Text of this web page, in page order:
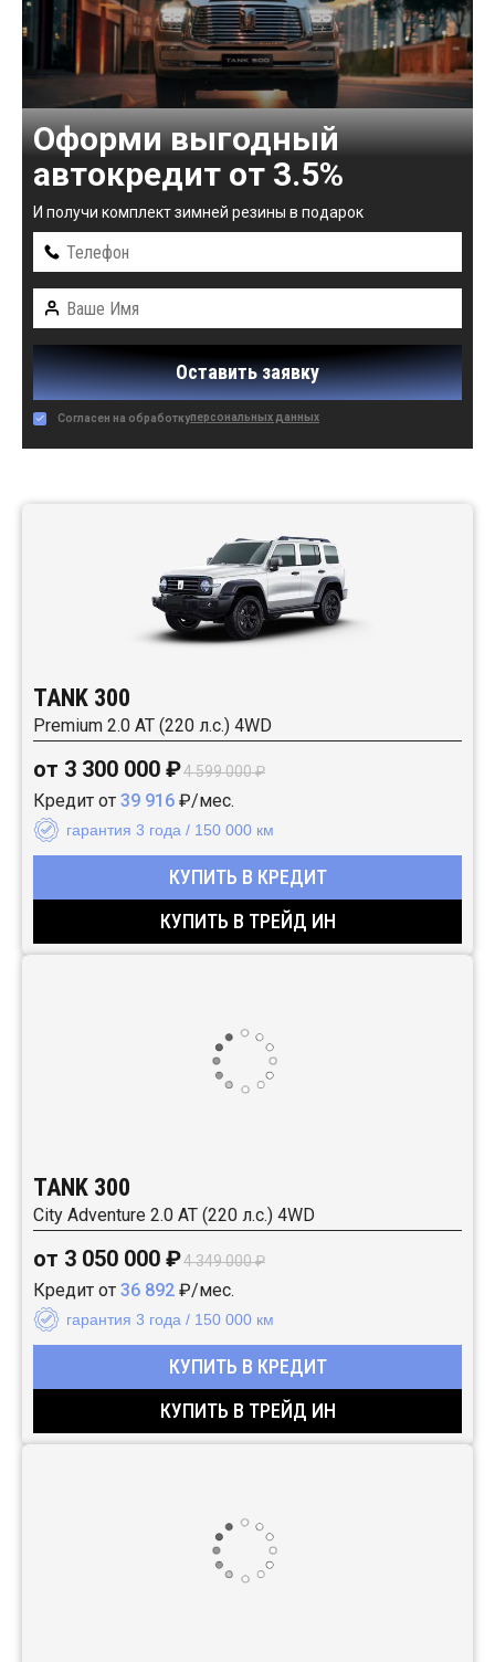
Оформи выгодный
автокредит от 3.5%
И получи комплект зимней резины в подарок
Оставить заявку
Согласен на обработкуперсональных данных
TANK 300
Premium 2.0 AT (220 л.с.) 4WD
от 3 300 000 ₽4 599 000 ₽
Кредит от 39 916 ₽/мес.
гарантия 3 года / 150 000 км
КУПИТЬ В КРЕДИТ
КУПИТЬ В ТРЕЙД ИН
TANK 300
City Adventure 2.0 AT (220 л.с.) 4WD
от 3 050 000 ₽4 349 000 ₽
Кредит от 36 892 ₽/мес.
гарантия 3 года / 150 000 км
КУПИТЬ В КРЕДИТ
КУПИТЬ В ТРЕЙД ИН